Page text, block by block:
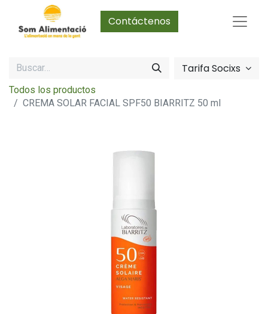
Contáctenos
Tarifa Socixs
Todos los productos
CREMA SOLAR FACIAL SPF50 BIARRITZ 50 ml